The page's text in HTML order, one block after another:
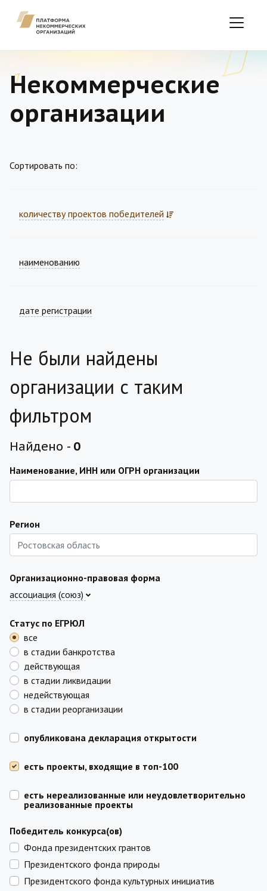
Некоммерческие
организации
Сортировать по:
количеству проектов победителей
наименованию
дате регистрации
Не были найдены
организации с таким
фильтром
Найдено - 0
Наименование, ИНН или ОГРН организации
Регион
Организационно-правовая форма
ассоциация (союз)
Статус по ЕГРЮЛ
все
в стадии банкротства
действующая
в стадии ликвидации
недействующая
в стадии реорганизации
опубликована декларация открытости
есть проекты, входящие в топ-100
есть нереализованные или неудовлетворительно
реализованные проекты
Победитель конкурса(ов)
Фонда президентских грантов
Президентского фонда природы
Президентского фонда культурных инициатив